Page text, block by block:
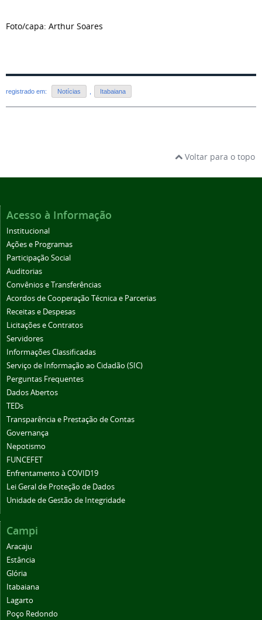
Foto/capa: Arthur Soares
registrado em: Notícias Itabaiana
Voltar para o topo
Acesso à Informação
Institucional
Ações e Programas
Participação Social
Auditorias
Convênios e Transferências
Acordos de Cooperação Técnica e Parcerias
Receitas e Despesas
Licitações e Contratos
Servidores
Informações Classificadas
Serviço de Informação ao Cidadão (SIC)
Perguntas Frequentes
Dados Abertos
TEDs
Transparência e Prestação de Contas
Governança
Nepotismo
FUNCEFET
Enfrentamento à COVID19
Lei Geral de Proteção de Dados
Unidade de Gestão de Integridade
Campi
Aracaju
Estância
Glória
Itabaiana
Lagarto
Poço Redondo